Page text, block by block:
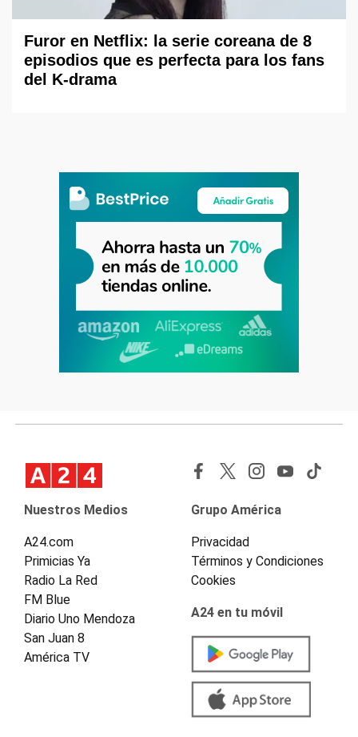
Furor en Netflix: la serie coreana de 8
episodios que es perfecta para los fans
del K-drama
Nuestros Medios
A24.com
Primicias Ya
Radio La Red
FM Blue
Diario Uno Mendoza
San Juan 8
América TV
Grupo América
Privacidad
Términos y Condiciones
Cookies
A24 en tu móvil